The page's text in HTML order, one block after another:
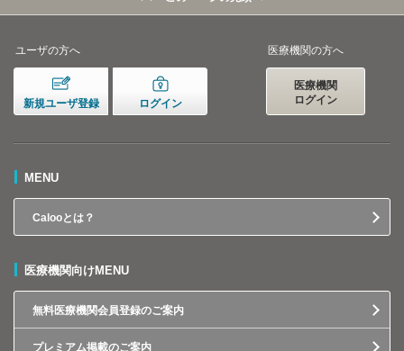
ユーザの方へ
新規ユーザ登録 ログイン
医療機関の方へ
医療機関
ログイン
MENU
Calooとは？
医療機関向けMENU
無料医療機関会員登録のご案内
プレミアム掲載のご案内